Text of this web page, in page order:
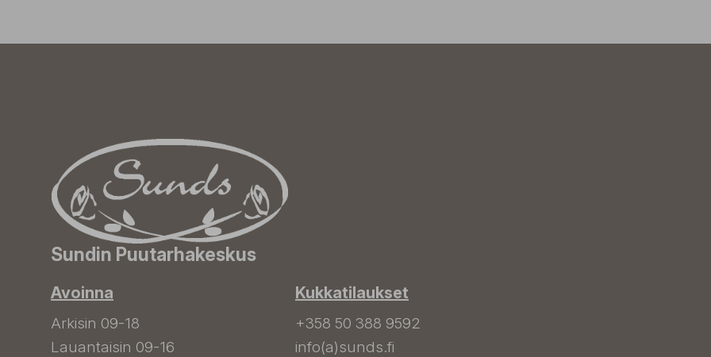
Sundin Puutarhakeskus
Avoinna
Arkisin 09-18
Lauantaisin 09-16
Kukkatilaukset
+358 50 388 9592
info(a)sunds.fi